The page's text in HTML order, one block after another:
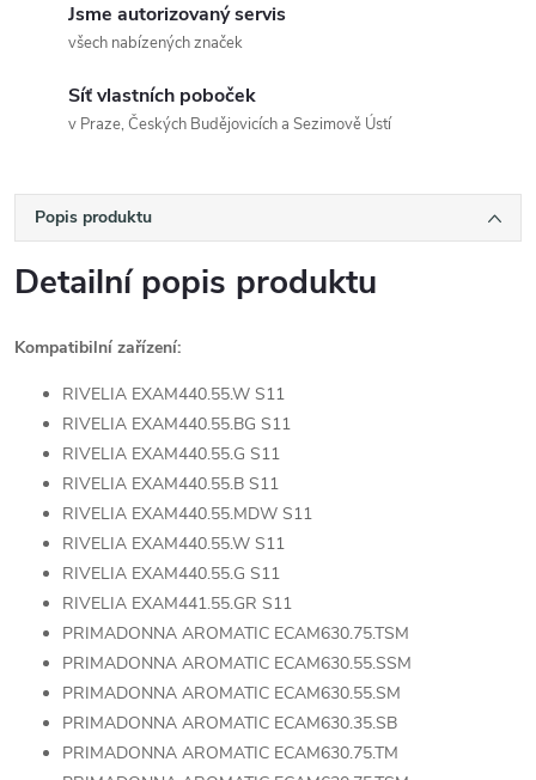
Jsme autorizovaný servis
všech nabízených značek
Síť vlastních poboček
v Praze, Českých Budějovicích a Sezimově Ústí
Popis produktu
Detailní popis produktu
Kompatibilní zařízení:
RIVELIA EXAM440.55.W S11
RIVELIA EXAM440.55.BG S11
RIVELIA EXAM440.55.G S11
RIVELIA EXAM440.55.B S11
RIVELIA EXAM440.55.MDW S11
RIVELIA EXAM440.55.W S11
RIVELIA EXAM440.55.G S11
RIVELIA EXAM441.55.GR S11
PRIMADONNA AROMATIC ECAM630.75.TSM
PRIMADONNA AROMATIC ECAM630.55.SSM
PRIMADONNA AROMATIC ECAM630.55.SM
PRIMADONNA AROMATIC ECAM630.35.SB
PRIMADONNA AROMATIC ECAM630.75.TM